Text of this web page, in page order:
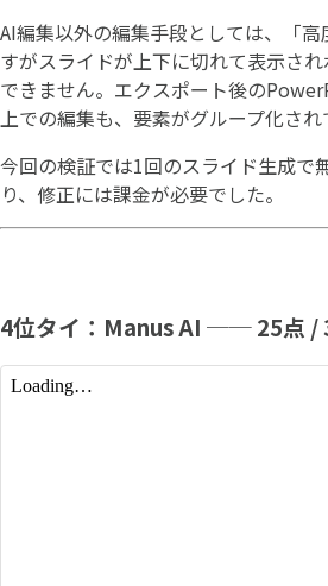
AI編集以外の編集手段としては、「
すがスライドが上下に切れて表示さ
できません。エクスポート後の
上での編集も、要素がグループ化され
今回の検証では1回のスライド生成で
り、修正には課金が必要でした。
4位タイ：Manus AI ── 25点 /